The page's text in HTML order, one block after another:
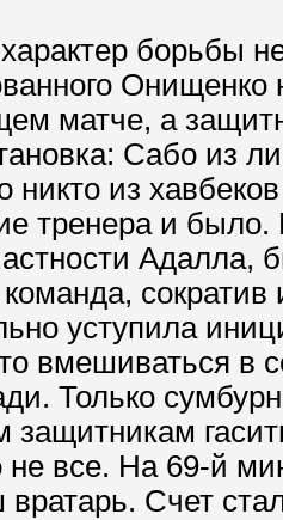
борьбы
матче, а
Сабо из
никто из
тренера и
Адалла,
сократив
уступила
вмешиваться в
Только
все. На 69-й
вратарь. Счет